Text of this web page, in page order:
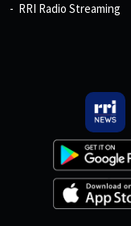
RRI Radio Streaming